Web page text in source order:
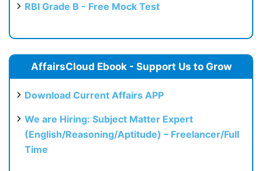
RBI Grade B - Free Mock Test
AffairsCloud Ebook - Support Us to Grow
Download Current Affairs APP
We are Hiring: Subject Matter Expert
(English/Reasoning/Aptitude) – Freelancer/Full
Time